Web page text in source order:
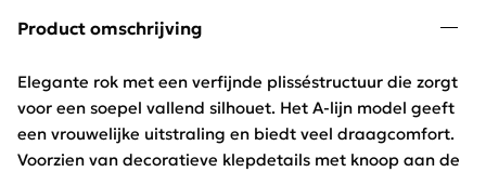
Product omschrijving
Elegante rok met een verfijnde plisséstructuur die zorgt
voor een soepel vallend silhouet. Het A-lijn model geeft
een vrouwelijke uitstraling en biedt veel draagcomfort.
Voorzien van decoratieve klepdetails met knoop aan de